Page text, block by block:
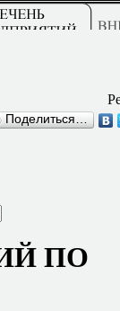
Поделиться…
ПО